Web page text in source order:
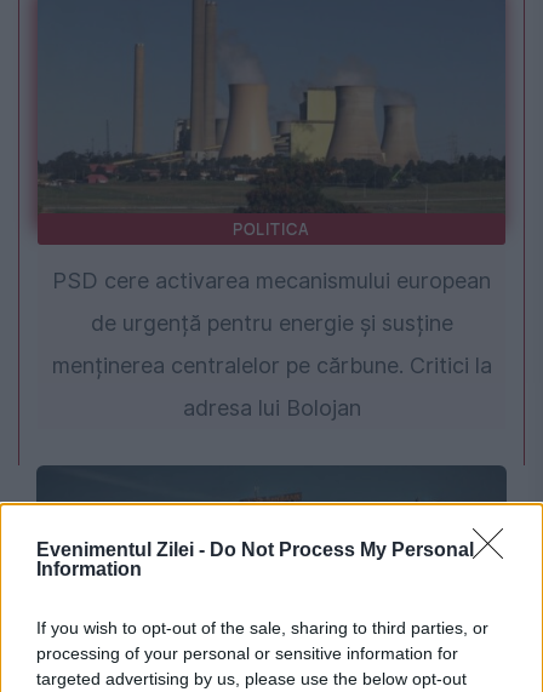
Evenimentul Zilei - Do Not Process My Personal
Information
If you wish to opt-out of the sale, sharing to third parties, or
processing of your personal or sensitive information for
targeted advertising by us, please use the below opt-out
POLITICA
PSD cere activarea mecanismului european
de urgență pentru energie și susține
menținerea centralelor pe cărbune. Critici la
adresa lui Bolojan